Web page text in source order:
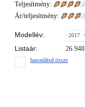
Teljesítmény:
Ár/teljesítmény:
Modellév: 2017
Listaár: 26.948
hasonlítsd össze